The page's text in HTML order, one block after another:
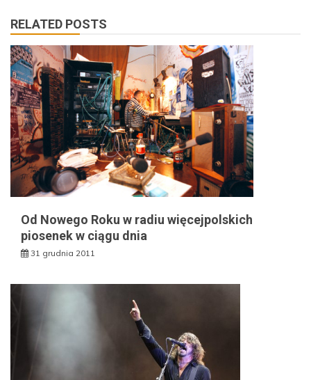
RELATED POSTS
Od Nowego Roku w radiu więcejpolskich
piosenek w ciągu dnia
31 grudnia 2011